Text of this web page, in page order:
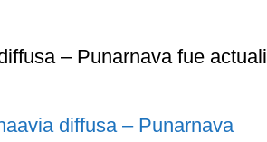
– Punarnavafue
diffusa – Punarnava